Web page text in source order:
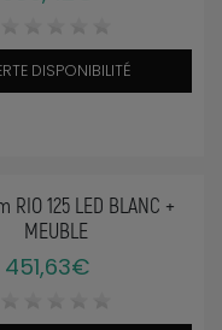
DISPONIBILITÉ
RIO 125 LED BLANC +
MEUBLE
451,63€